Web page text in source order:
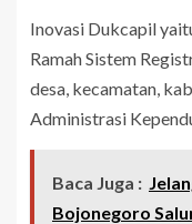
Inovasi Dukcapil
Ramah Sistem
desa, kecamatan,
Administrasi
Baca Juga :
Bojonegoro